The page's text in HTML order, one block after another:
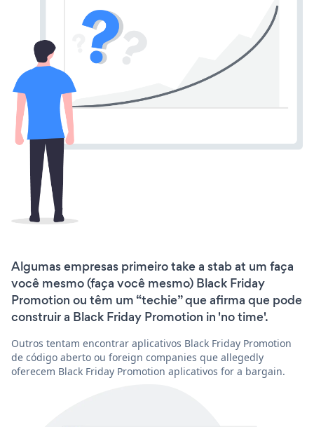
Algumas empresas primeiro take a stab at um faça
você mesmo (faça você mesmo) Black Friday
Promotion ou têm um “techie” que afirma que pode
construir a Black Friday Promotion in 'no time'.
Outros tentam encontrar aplicativos Black Friday Promotion
de código aberto ou foreign companies que allegedly
oferecem Black Friday Promotion aplicativos for a bargain.